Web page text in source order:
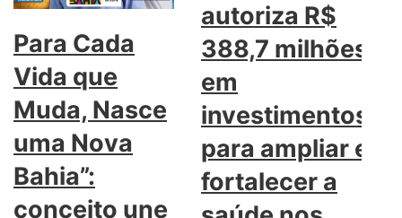
Para Cada
Vida que
Muda, Nasce
uma Nova
Bahia”:
conceito une
autoriza R$
388,7 milhões
em
investimentos
para ampliar e
fortalecer a